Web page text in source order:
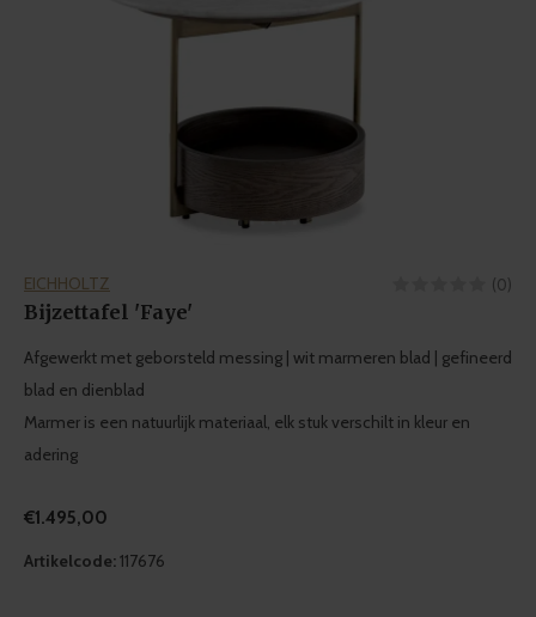
EICHHOLTZ (0)
Bijzettafel 'Faye'
Afgewerkt met geborsteld messing | wit marmeren blad | gefineerd
blad en dienblad
Marmer is een natuurlijk materiaal, elk stuk verschilt in kleur en
adering
€1.495,00
Artikelcode:117676